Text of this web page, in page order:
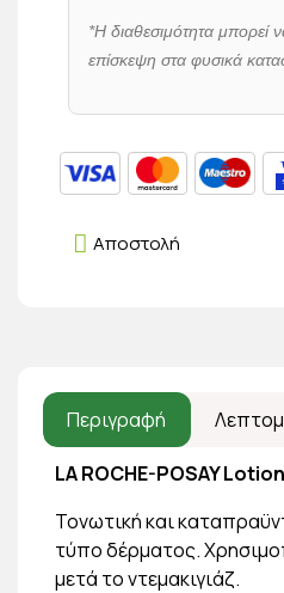
*Η διαθεσιμότητα μπορεί
επίσκεψη στα φυσικά
Αποστολή
Περιγραφή
LA ROCHE-POSAY
Τονωτική και
τύπο δέρματος.
μετά το ντεμακιγιάζ.